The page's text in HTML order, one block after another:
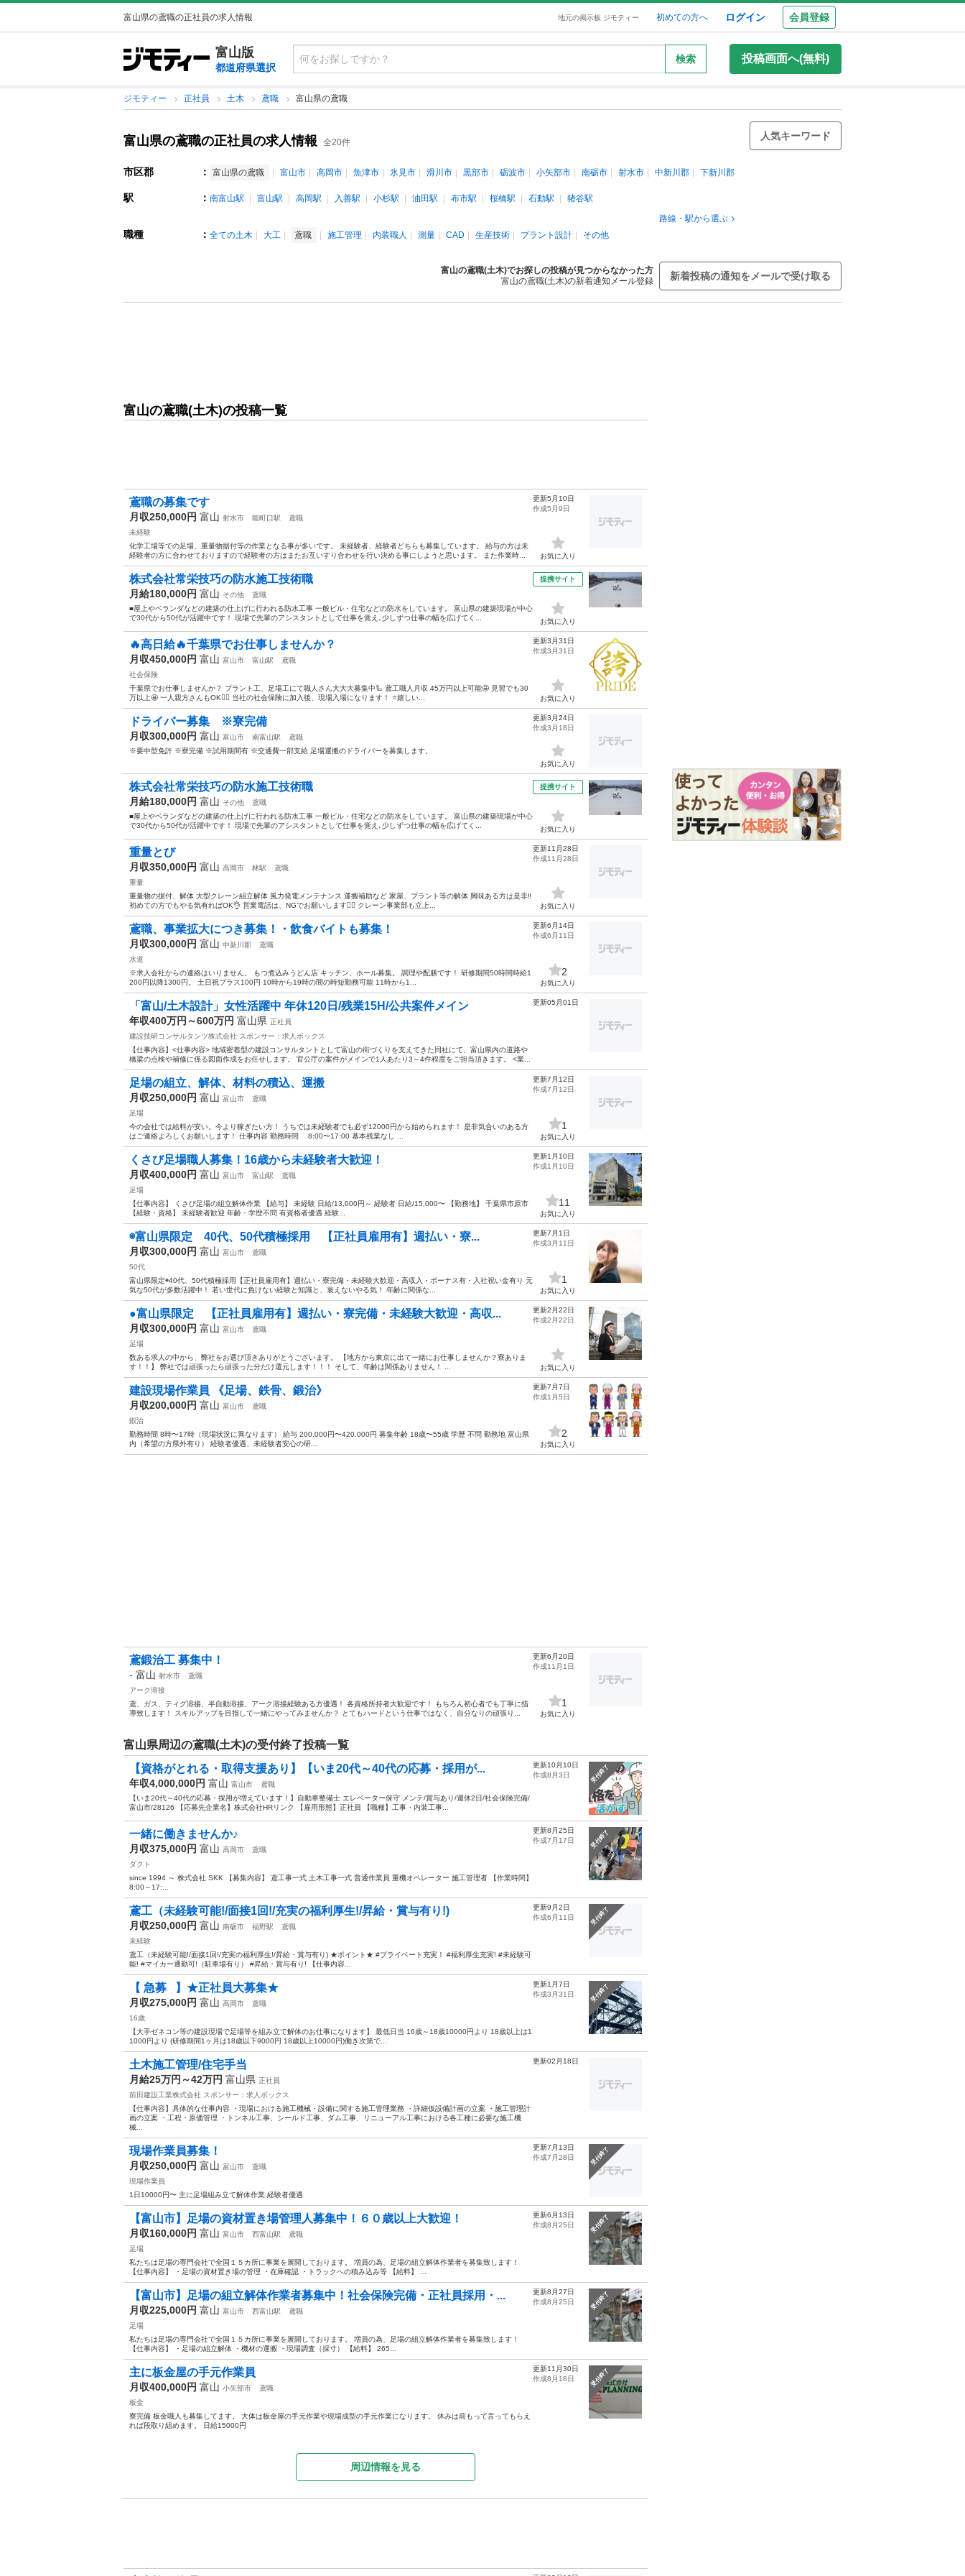
富山県の鳶職の正社員の求人情報 地元の掲示板 ジモティー 初めての方へ ログイン 会員登録
富山版
都道府県選択
検索 投稿画面へ(無料)
ジモティー 正社員 土木 鳶職 富山県の鳶職
富山県の鳶職の正社員の求人情報 全20件
人気キーワード
市区郡 ： 富山県の鳶職 富山市 高岡市 魚津市 氷見市 滑川市 黒部市 砺波市 小矢部市 南砺市 射水市 中新川郡 下新川郡
駅 ： 南富山駅 富山駅 高岡駅 入善駅 小杉駅 油田駅 布市駅 桜橋駅 石動駅
猪谷駅
路線・駅から選ぶ
職種 ： 全ての土木 大工 鳶職 施工管理 内装職人 測量 CAD 生産技術 プラント設計 その他
富山の鳶職(土木)でお探しの投稿が見つからなかった方
富山の鳶職(土木)の新着通知メール登録
新着投稿の通知をメールで受け取る
富山の鳶職(土木)の投稿一覧
鳶職の募集です
月収250,000円 富山 射水市 能町口駅
鳶職
未経験
化学工場等での足場、重量物据付等の作業となる事が多いです。 未経験者、経験者どちらも募集しています。 給与の方は未
経験者の方に合わせておりますので経験者の方はまたお互いすり合わせを行い決める事にしようと思います。 また作業時...
更新5月10日
作成5月9日
お気に入り
株式会社常栄技巧の防水施工技術職
月給180,000円 富山 その他
鳶職
■屋上やベランダなどの建築の仕上げに行われる防水工事 一般ビル・住宅などの防水をしています。 富山県の建築現場が中心
で30代から50代が活躍中です！ 現場で先輩のアシスタントとして仕事を覚え､少しずつ仕事の幅を広げてく...
提携サイト
お気に入り
🔥高日給🔥千葉県でお仕事しませんか？
月収450,000円 富山 富山市 富山駅
鳶職
社会保険
千葉県でお仕事しませんか？ プラント工、足場工にて職人さん大大大募集中🦾 鳶工職人月収 45万円以上可能🤩 見習でも30
万以上🤩 一人親方さんもOK🙆‍♀️ 当社の社会保険に加入後、現場入場になります！ ⭐️嬉しい...
更新3月31日
作成3月31日
お気に入り
ドライバー募集 ※寮完備
月収300,000円 富山 富山市 南富山駅
鳶職
※要中型免許 ※寮完備 ※試用期間有 ※交通費一部支給 足場運搬のドライバーを募集します。
更新3月24日
作成3月18日
お気に入り
株式会社常栄技巧の防水施工技術職
月給180,000円 富山 その他
鳶職
■屋上やベランダなどの建築の仕上げに行われる防水工事 一般ビル・住宅などの防水をしています。 富山県の建築現場が中心
で30代から50代が活躍中です！ 現場で先輩のアシスタントとして仕事を覚え､少しずつ仕事の幅を広げてく...
提携サイト
お気に入り
重量とび
月収350,000円 富山 高岡市 林駅
鳶職
重量
重量物の据付、解体 大型クレーン組立解体 風力発電メンテナンス 運搬補助など 家屋、プラント等の解体 興味ある方は是非‼️
初めての方でもやる気有ればOK👌 営業電話は、NGでお願いします🙇‍♀️ クレーン事業部も立上...
更新11月28日
作成11月28日
お気に入り
鳶職、事業拡大につき募集！・飲食バイトも募集！
月収300,000円 富山 中新川郡
鳶職
水道
※求人会社からの連絡はいりません。 もつ煮込みうどん店 キッチン、ホール募集。 調理や配膳です！ 研修期間50時間時給1
200円以降1300円。 土日祝プラス100円 10時から19時の間の時短勤務可能 11時から1...
更新6月14日
作成6月11日
2
お気に入り
「富山/土木設計」女性活躍中 年休120日/残業15H/公共案件メイン
年収400万円～600万円 富山県 正社員
建設技研コンサルタンツ株式会社 スポンサー：求人ボックス
【仕事内容】<仕事内容> 地域密着型の建設コンサルタントとして富山の街づくりを支えてきた同社にて、富山県内の道路や
橋梁の点検や補修に係る図面作成をお任せします。 官公庁の案件がメインで1人あたり3～4件程度をご担当頂きます。 <業...
更新05月01日
足場の組立、解体、材料の積込、運搬
月収250,000円 富山 富山市
鳶職
足場
今の会社では給料が安い。今より稼ぎたい方！ うちでは未経験者でも必ず12000円から始められます！ 是非気合いのある方
はご連絡よろしくお願いします！ 仕事内容 勤務時間 8:00〜17:00 基本残業なし ...
更新7月12日
作成7月12日
1
お気に入り
くさび足場職人募集！16歳から未経験者大歓迎！
月収400,000円 富山 富山市 富山駅
鳶職
足場
【仕事内容】 くさび足場の組立解体作業 【給与】 未経験 日給/13,000円～ 経験者 日給/15,000〜 【勤務地】 千葉県市原市
【経験・資格】 未経験者歓迎 年齢・学歴不問 有資格者優遇 経験...
更新1月10日
作成1月10日
11
お気に入り
◉富山県限定 40代、50代積極採用 【正社員雇用有】週払い・寮...
月収300,000円 富山 富山市
鳶職
50代
富山県限定◉40代、50代積極採用【正社員雇用有】週払い・寮完備・未経験大歓迎・高収入・ボーナス有・入社祝い金有り 元
気な50代が多数活躍中！ 若い世代に負けない経験と知識と、衰えないやる気！ 年齢に関係な...
更新7月1日
作成3月11日
1
お気に入り
●富山県限定 【正社員雇用有】週払い・寮完備・未経験大歓迎・高収...
月収300,000円 富山 富山市
鳶職
足場
数ある求人の中から、弊社をお選び頂きありがとうございます。 【地方から東京に出て一緒にお仕事しませんか？寮ありま
す！！】 弊社では頑張ったら頑張った分だけ還元します！！！ そして、年齢は関係ありません！ ...
更新2月22日
作成2月22日
お気に入り
建設現場作業員 《足場、鉄骨、鍛治》
月収200,000円 富山 富山市
鳶職
鍛治
勤務時間 8時〜17時（現場状況に異なります） 給与 200,000円〜420,000円 募集年齢 18歳〜55歳 学歴 不問 勤務地 富山県
内（希望の方県外有り） 経験者優遇、未経験者安心の研...
更新7月7日
作成1月5日
2
お気に入り
鳶鍛治工 募集中！
- 富山 射水市
鳶職
アーク溶接
鳶、ガス、ティグ溶接、半自動溶接、アーク溶接経験ある方優遇！ 各資格所持者大歓迎です！ もちろん初心者でも丁寧に指
導致します！ スキルアップを目指して一緒にやってみませんか？ とてもハードという仕事ではなく、自分なりの頑張り...
更新6月20日
作成11月1日
1
お気に入り
富山県周辺の鳶職(土木)の受付終了投稿一覧
受付終了
【資格がとれる・取得支援あり】【いま20代～40代の応募・採用が...
年収4,000,000円 富山 富山市
鳶職
【いま20代～40代の応募・採用が増えています！】自動車整備士 エレベーター保守 メンテ/賞与あり/週休2日/社会保険完備/
富山市/28126 【応募先企業名】株式会社HRリンク 【雇用形態】正社員 【職種】工事・内装工事...
更新10月10日
作成8月3日
受付終了
一緒に働きませんか♪
月収375,000円 富山 高岡市
鳶職
ダクト
since 1994 ～ 株式会社 SKK 【募集内容】 鳶工事一式 土木工事一式 普通作業員 重機オペレーター 施工管理者 【作業時間】
8:00～17:...
更新8月25日
作成7月17日
受付終了
鳶工（未経験可能!/面接1回!/充実の福利厚生!/昇給・賞与有り!)
月収250,000円 富山 南砺市 福野駅
鳶職
未経験
鳶工（未経験可能!/面接1回!/充実の福利厚生!/昇給・賞与有り) ★ポイント★ #プライベート充実！ #福利厚生充実! #未経験可
能! #マイカー通勤可!（駐車場有り） #昇給・賞与有り! 【仕事内容...
更新9月2日
作成6月11日
受付終了
【 急募⠀】★正社員大募集★
月収275,000円 富山 高岡市
鳶職
16歳
【大手ゼネコン等の建設現場で足場等を組み立て解体のお仕事になります】 最低日当 16歳～18歳10000円より 18歳以上は1
1000円より (研修期間1ヶ月は18歳以下9000円 18歳以上10000円)働き次第で...
更新1月7日
作成3月31日
土木施工管理/住宅手当
月給25万円～42万円 富山県 正社員
前田建設工業株式会社 スポンサー：求人ボックス
【仕事内容】具体的な仕事内容 ・現場における施工機械・設備に関する施工管理業務 ・詳細仮設備計画の立案 ・施工管理計
画の立案 ・工程・原価管理 ・トンネル工事、シールド工事、ダム工事、リニューアル工事における各工種に必要な施工機
械...
更新02月18日
受付終了
現場作業員募集！
月収250,000円 富山 富山市
鳶職
現場作業員
1日10000円〜 主に足場組み立て解体作業 経験者優遇
更新7月13日
作成7月28日
受付終了
【富山市】足場の資材置き場管理人募集中！６０歳以上大歓迎！
月収160,000円 富山 富山市 西富山駅
鳶職
足場
私たちは足場の専門会社で全国１５カ所に事業を展開しております。 増員の為、足場の組立解体作業者を募集致します！
【仕事内容】 ・足場の資材置き場の管理 ・在庫確認 ・トラックへの積み込み等 【給料】 ...
更新6月13日
作成8月25日
受付終了
【富山市】足場の組立解体作業者募集中！社会保険完備・正社員採用・...
月収225,000円 富山 富山市 西富山駅
鳶職
足場
私たちは足場の専門会社で全国１５カ所に事業を展開しております。 増員の為、足場の組立解体作業者を募集致します！
【仕事内容】 ・足場の組立解体 ・機材の運搬 ・現場調査（採寸） 【給料】 265...
更新8月27日
作成8月25日
受付終了
主に板金屋の手元作業員
月収400,000円 富山 小矢部市
鳶職
板金
寮完備 板金職人も募集してます。 大体は板金屋の手元作業や現場成型の手元作業になります。 休みは前もって言ってもらえ
れば段取り組めます。 日給15000円
更新11月30日
作成8月18日
周辺情報を見る